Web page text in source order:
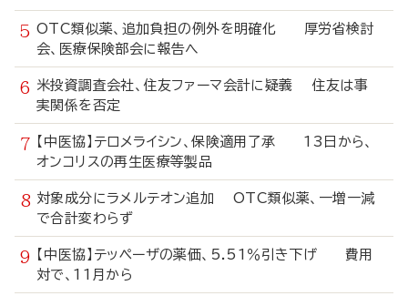
OTC類似薬、追加負担の例外を明確化 厚労省検討
会、医療保険部会に報告へ
米投資調査会社、住友ファーマ会計に疑義 住友は事
実関係を否定
【中医協】テロメライシン、保険適用了承 13日から、
オンコリスの再生医療等製品
対象成分にラメルテオン追加 OTC類似薬、一増一減
で合計変わらず
【中医協】テッペーザの薬価、5.51％引き下げ 費用
対で、11月から